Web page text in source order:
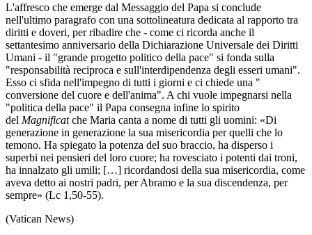
L'affresco che emerge dal Messaggio del Papa si conclude
nell'ultimo paragrafo con una sottolineatura dedicata al rapporto tra
diritti e doveri, per ribadire che - come ci ricorda anche il
settantesimo anniversario della Dichiarazione Universale dei Diritti
Umani - il "grande progetto politico della pace" si fonda sulla
"responsabilità reciproca e sull'interdipendenza degli esseri umani".
Esso ci sfida nell'impegno di tutti i giorni e ci chiede una "
conversione del cuore e dell'anima". A chi vuole impegnarsi nella
"politica della pace" il Papa consegna infine lo spirito
del Magnificatche Maria canta a nome di tutti gli uomini: «Di
generazione in generazione la sua misericordia per quelli che lo
temono. Ha spiegato la potenza del suo braccio, ha disperso i
superbi nei pensieri del loro cuore; ha rovesciato i potenti dai troni,
ha innalzato gli umili; […] ricordandosi della sua misericordia, come
aveva detto ai nostri padri, per Abramo e la sua discendenza, per
sempre» (Lc 1,50-55).
(Vatican News)